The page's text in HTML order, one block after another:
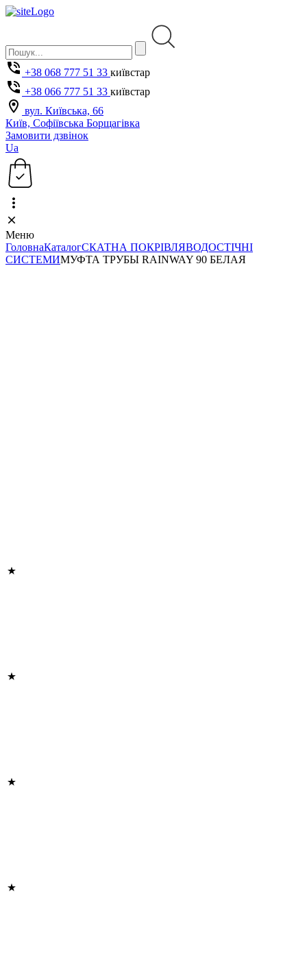
+38 068 777 51 33 київстар
+38 066 777 51 33 київстар
вул. Київська, 66
Київ, Софіївська Борщагівка
Замовити дзвінок
Ua
Меню
ГоловнаКаталогСКАТНА ПОКРІВЛЯВОДОСТІЧНІ
СИСТЕМИМУФТА ТРУБЫ RAINWAY 90 БЕЛАЯ